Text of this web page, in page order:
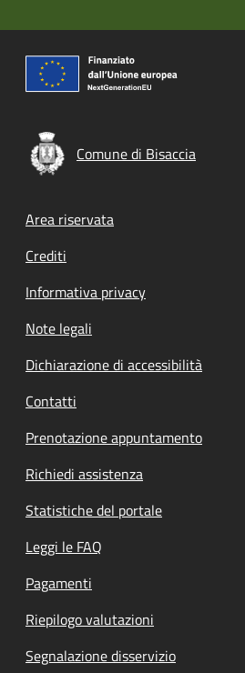
Comune di Bisaccia
Footer menu
Area riservata
Crediti
Informativa privacy
Note legali
Dichiarazione di accessibilità
Contatti
Prenotazione appuntamento
Richiedi assistenza
Statistiche del portale
Leggi le FAQ
Pagamenti
Riepilogo valutazioni
Segnalazione disservizio